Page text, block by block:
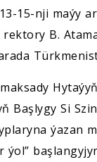
15-nji maýy
B.
Başlygy Si
ýazan
ýol”